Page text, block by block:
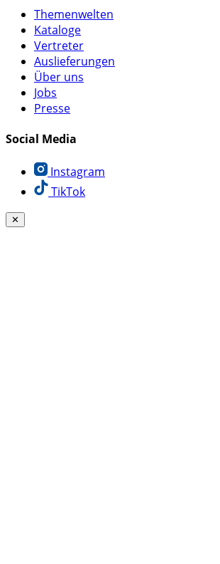
Themenwelten
Kataloge
Vertreter
Auslieferungen
Über uns
Jobs
Presse
Social Media
Instagram
TikTok
✕